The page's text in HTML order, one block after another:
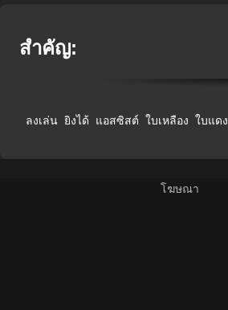
สำคัญ:
ลงเล่น ยิงได้ แอสซิสต์ ใบเหลือง ใบแดง